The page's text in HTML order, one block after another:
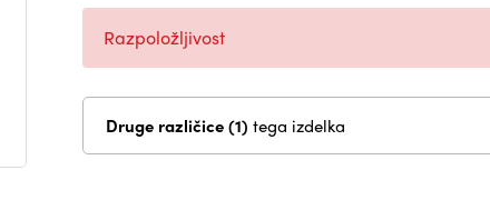
Razpoložljivost
Druge različice (1) tega izdelka